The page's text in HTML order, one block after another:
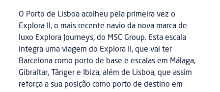
O Porto de Lisboa acolheu pela primeira vez o
Explora II, o mais recente navio da nova marca de
luxo Explora Journeys, do MSC Group. Esta escala
integra uma viagem do Explora II, que vai ter
Barcelona como porto de base e escalas em Málaga,
Gibraltar, Tânger e Ibiza, além de Lisboa, que assim
reforça a sua posição como porto de destino em